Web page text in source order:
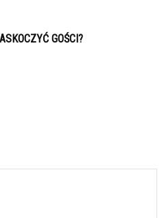
GOŚCI?